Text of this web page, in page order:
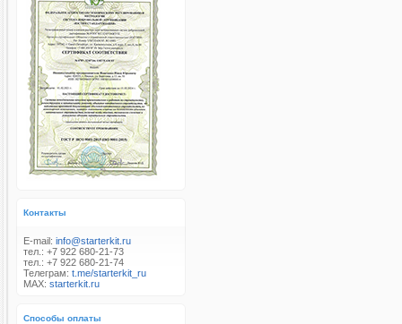
Контакты
E-mail: info@starterkit.ru
тел.: +7 922 680-21-73
тел.: +7 922 680-21-74
Телеграм: t.me/starterkit_ru
MAX: starterkit.ru
Способы оплаты